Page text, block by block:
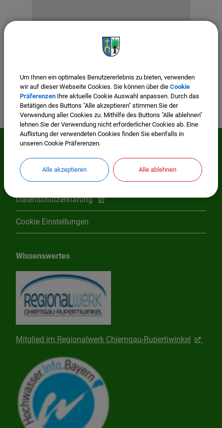
Impressum
Datenschutzerklärung
Cookie Einstellungen
Wissenswertes
Mitglied im Regionalwerk Chiemgau-Rupertiwinkel
Um Ihnen ein optimales Benutzererlebnis zu bieten, verwenden
wir auf dieser Webseite Cookies. Sie können über die Cookie
Präferenzen Ihre aktuelle Cookie Auswahl anpassen. Durch das
Betätigen des Buttons "Alle akzeptieren" stimmen Sie der
Verwendung aller Cookies zu. Mithilfe des Buttons "Alle ablehnen"
lehnen Sie der Verwendung nicht erforderlicher Cookies ab. Eine
Auflistung der verwendeten Cookies finden Sie ebenfalls in
unseren Cookie Präferenzen.
Alle akzeptieren Alle ablehnen